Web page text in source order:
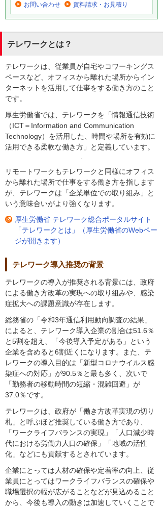
お問い合わせ 資料請求・お見積り
テレワークとは？
テレワークは、従業員が自宅やコワーキングス
ペースなど、オフィスから離れた場所からイン
ターネットを活用して仕事をする働き方のこと
です。
厚生労働省では、テレワークを「情報通信技術
（ICT＝Information and Communication
Technology）を活用した、時間や場所を有効に
活用できる柔軟な働き方」と定義しています。
リモートワークもテレワークと同様にオフィス
から離れた場所で仕事をする働き方を指します
が、テレワークは「企業単位での取り組み」と
いう意味合いがより強くなります。
厚生労働省 テレワーク総合ポータルサイト
「テレワークとは」（厚生労働省のWebペー
ジが開きます）
テレワーク導入推奨の背景
テレワークの導入が推奨される背景には、政府
による働き方改革の実現への取り組みや、感染
症拡大への課題意識が存在します。
総務省の「令和3年通信利用動向調査の結果」
によると、テレワーク導入企業の割合は51.6％
と5割を超え、「今後導入予定がある」という
企業を含めると6割近くになります。また、テ
レワークの導入目的は「新型コロナウイルス感
染症への対応」が90.5％と最も多く、次いで
「勤務者の移動時間の短縮・混雑回避」が
37.0％です。
テレワークは、政府が「働き方改革実現の切り
札」と呼ぶほど推奨している働き方であり、
「ワークライフバランスの実現」「人口減少時
代における労働力人口の確保」「地域の活性
化」などにも貢献するとされています。
企業にとっては人材の確保や定着率の向上、従
業員にとってはワークライフバランスの確保や
職場選択の幅が広がることなどが見込めること
から、今後も導入の動きは加速していくことで